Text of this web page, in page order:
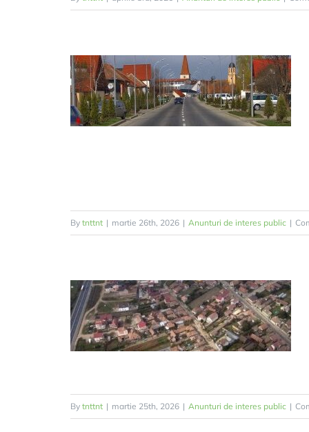
By tnttnt | martie 26th, 2026 | Anunturi de interes public |
By tnttnt | martie 25th, 2026 | Anunturi de interes public |